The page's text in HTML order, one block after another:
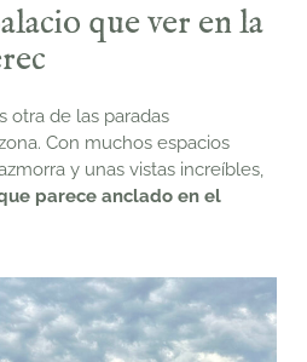
que ver en la
otra de las paradas
Con muchos espacios
y unas vistas increíbles,
parece anclado en el